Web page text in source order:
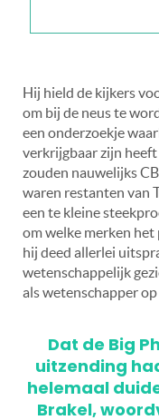
Hij hield de kijkers
om bij de neus te
een onderzoekje
verkrijgbaar zijn heeft
zouden nauwelijks
waren restanten van
een te kleine
om welke merken
hij deed allerlei
wetenschappelijk
als wetenschapper op
Dat de Big
uitzending
helemaal
Brakel,